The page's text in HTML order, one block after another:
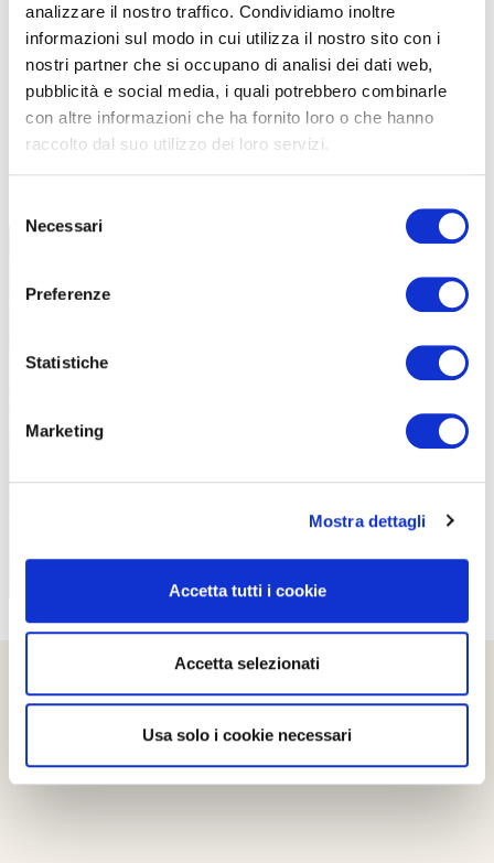
analizzare il nostro traffico. Condividiamo inoltre
informazioni sul modo in cui utilizza il nostro sito con i
nostri partner che si occupano di analisi dei dati web,
pubblicità e social media, i quali potrebbero combinarle
con altre informazioni che ha fornito loro o che hanno
raccolto dal suo utilizzo dei loro servizi.
delNecessari
Preferenze
Statistiche
Marketing
Mostra dettagli
Accetta tutti i cookie
Accetta selezionati
Usa solo i cookie necessari
TUTTE LE CATEGORIE DEL MAGAZINE